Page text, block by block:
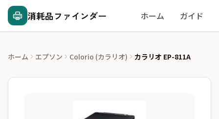
消耗品ファインダー ホーム ガイド
ホーム エプソン Colorio (カラリオ) カラリオ EP-811A